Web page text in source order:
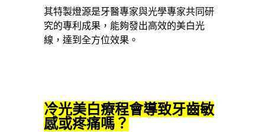
其特製燈源是牙醫專家與光學專家共同研
究的專利成果，能夠發出高效的美白光
線，達到全方位效果。
冷光美白療程會導致牙齒敏
感或疼痛嗎？